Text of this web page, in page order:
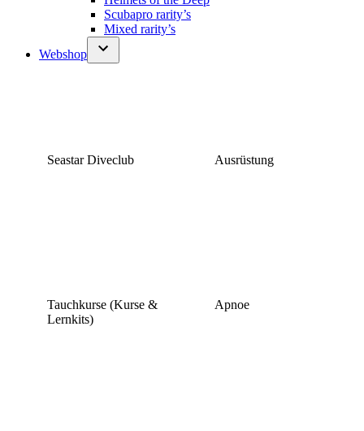
Scubapro rarity’s
Mixed rarity’s
Webshop
Seastar Diveclub Ausrüstung
Tauchkurse (Kurse &
Lernkits)
Apnoe